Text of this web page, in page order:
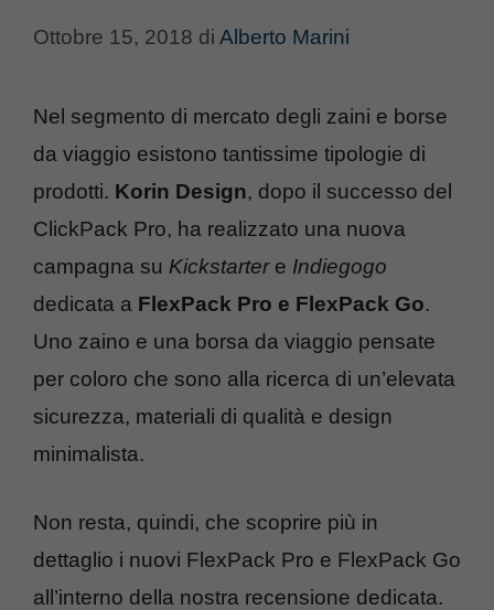
Ottobre 15, 2018 di Alberto Marini
Nel segmento di mercato degli zaini e borse
da viaggio esistono tantissime tipologie di
prodotti. Korin Design, dopo il successo del
ClickPack Pro, ha realizzato una nuova
campagna su Kickstartere Indiegogo
dedicata a FlexPack Pro e FlexPack Go.
Uno zaino e una borsa da viaggio pensate
per coloro che sono alla ricerca di un’elevata
sicurezza, materiali di qualità e design
minimalista.
Non resta, quindi, che scoprire più in
dettaglio i nuovi FlexPack Pro e FlexPack Go
all’interno della nostra recensione dedicata.